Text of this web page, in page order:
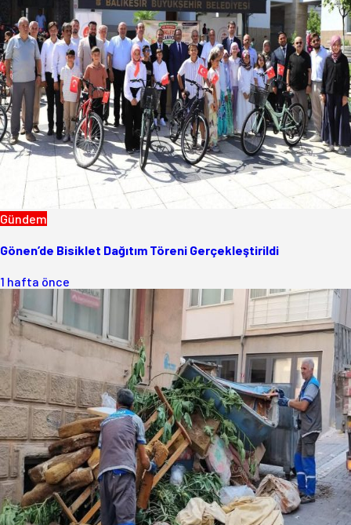
Gündem
Gönen’de Bisiklet Dağıtım Töreni Gerçekleştirildi
1 hafta önce